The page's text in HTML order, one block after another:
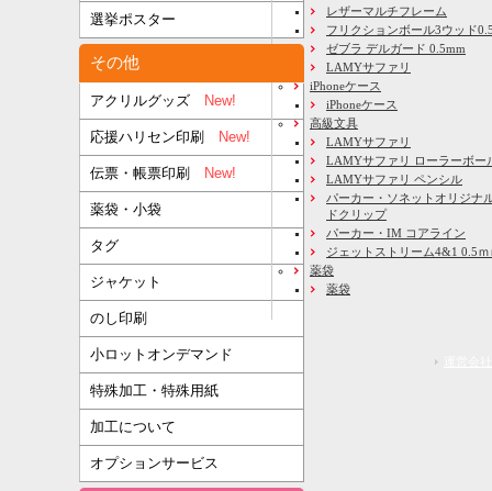
選挙ポスター
その他
アクリルグッズ New!
応援ハリセン印刷 New!
伝票・帳票印刷 New!
薬袋・小袋
タグ
ジャケット
のし印刷
小ロットオンデマンド
特殊加工・特殊用紙
加工について
オプションサービス
レザーマルチフレーム
フリクションボール3ウッド
ゼブラ デルガード 0.5mm
LAMYサファリ
iPhoneケース
iPhoneケース
高級文具
LAMYサファリ
LAMYサファリ ローラーボー
LAMYサファリ ペンシル
パーカー・ソネットオリジナ
ドクリップ
パーカー・IM コアライン
ジェットストリーム4&1 0.5ｍ
薬袋
薬袋